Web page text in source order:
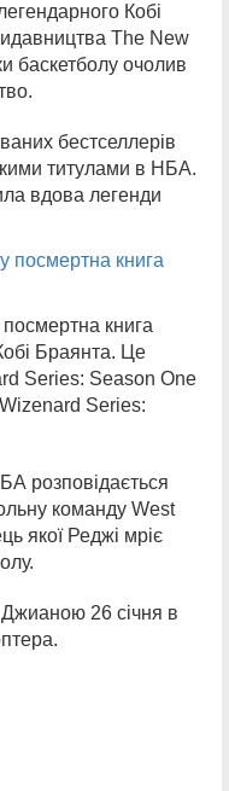
Кобі
The New
баскетболу очолив
бестселлерів
титулами в НБА.
вдова легенди
книга
книга
Браянта. Це
Series: Season One
Series:
розповідається
команду West
якої Реджі мріє
Джианою 26 січня в